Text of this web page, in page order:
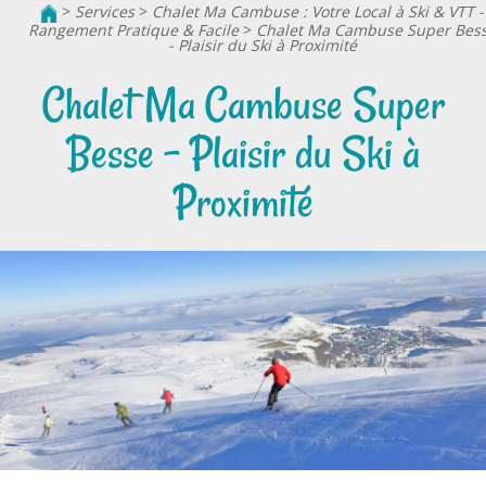
> Services> Chalet Ma Cambuse : Votre Local à Ski & VTT -
Rangement Pratique & Facile> Chalet Ma Cambuse Super
- Plaisir du Ski à Proximité
Chalet Ma Cambuse Super
Besse - Plaisir du Ski à
Proximité